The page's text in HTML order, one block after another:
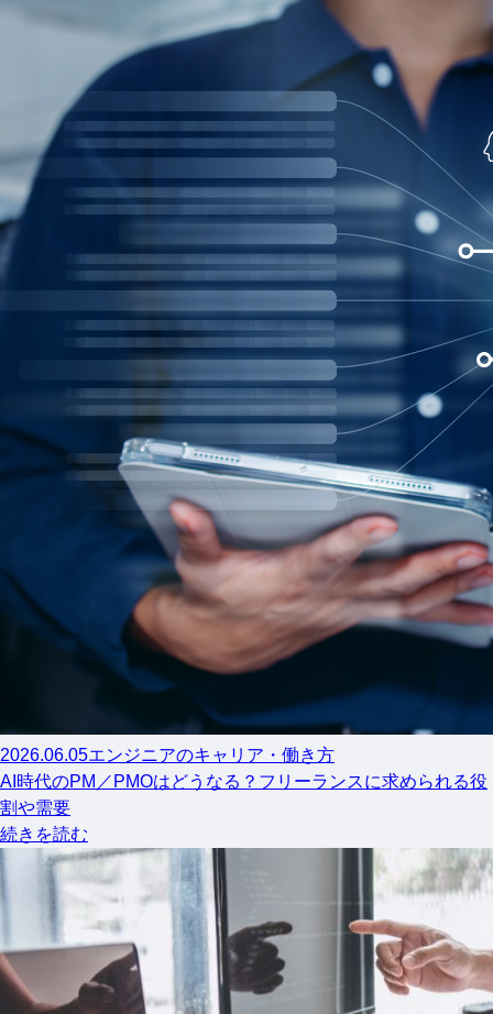
2026.06.05エンジニアのキャリア・働き方
AI時代のPM／PMOはどうなる？フリーランスに求められる役
割や需要
続きを読む